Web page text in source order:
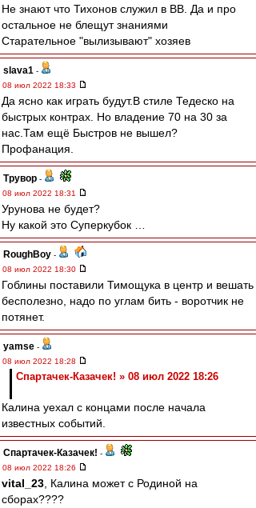
Не знают что Тихонов служил в ВВ. Да и про
остальное не блещут знаниями
Старательное "вылизывают" хозяев
slava1 -
08 июл 2022 18:33
Да ясно как играть будут.В стиле Тедеско на
быстрых контрах. Но владение 70 на 30 за
нас.Там ещё Быстров не вышел?
Профанация.
Трувор -
08 июл 2022 18:31
Урунова не будет?
Ну какой это Суперкубок …
RoughBoy -
08 июл 2022 18:30
Гоблины поставили Тимощука в центр и вешать
бесполезно, надо по углам бить - воротчик не
потянет.
yamse -
08 июл 2022 18:28
Спартачек-Казачек! » 08 июл 2022 18:26
Калина уехал с концами после начала
известных событий.
Спартачек-Казачек! -
08 июл 2022 18:26
vital_23 , Калина может с Родиной на
сборах????